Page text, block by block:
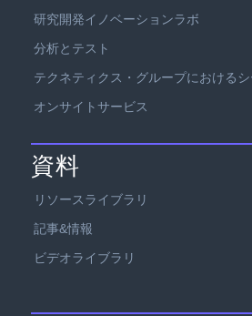
研究開発イノベーションラボ
分析とテスト
テクネティクス・グループにおける
オンサイトサービス
資料
リソースライブラリ
記事&情報
ビデオライブラリ